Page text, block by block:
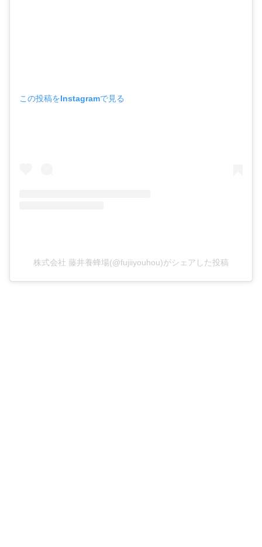
この投稿をInstagramで見る
株式会社 藤井養蜂場(@fujiiyouhou)がシェアした投稿